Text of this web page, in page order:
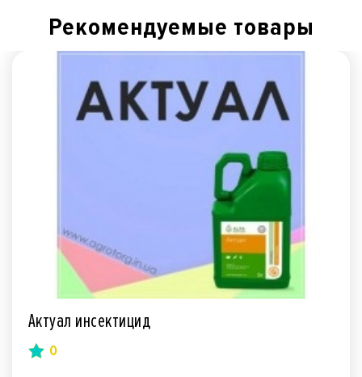
Рекомендуемые товары
Актуал инсектицид
0